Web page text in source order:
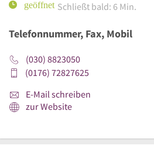
Schließt bald: 6 Min.
Telefonnummer, Fax, Mobil
(030) 8823050
(0176) 72827625
E-Mail schreiben
zur Website